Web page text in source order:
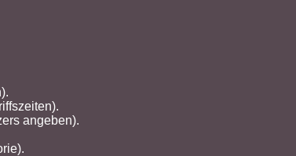
angeben).